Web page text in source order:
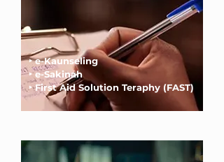
‣e-Kaunseling
‣e-Sakinah
‣First Aid Solution Teraphy (FAST)